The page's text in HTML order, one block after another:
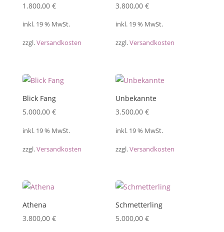
1.800,00 €
inkl. 19 % MwSt.
zzgl.Versandkosten
3.800,00€
inkl. 19 % MwSt.
zzgl.Versandkosten
Blick Fang
5.000,00 €
inkl. 19 % MwSt.
zzgl.Versandkosten
Unbekannte
3.500,00€
inkl. 19 % MwSt.
zzgl.Versandkosten
Athena
3.800,00 €
Schmetterling
5.000,00€